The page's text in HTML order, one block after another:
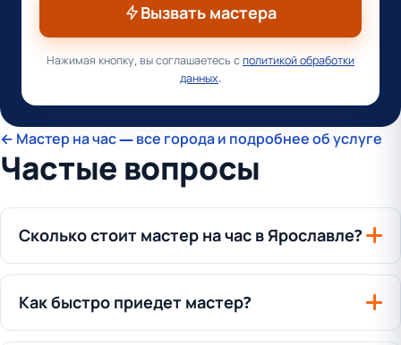
Вызвать мастера
Нажимая кнопку, вы соглашаетесь сполитикой обработки
данных.
← Мастер на час — все города и подробнее об услуге
Частые вопросы
Сколько стоит мастер на час в Ярославле?
Как быстро приедет мастер?